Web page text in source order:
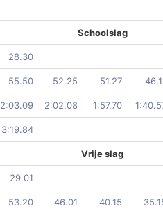
Schoolslag
28.30
55.50 52.25 51.27
2:03.09 2:02.08 1:57.70
3:19.84
Vrije slag
29.01
53.20 46.01 40.15